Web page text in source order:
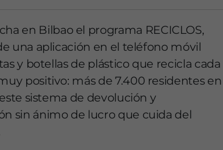
en Bilbao el programa RECICLOS,
una aplicación en el teléfono móvil
y botellas de plástico que recicla cada
positivo: más de 7.400 residentes en
sistema de devolución y
sin ánimo de lucro que cuida del